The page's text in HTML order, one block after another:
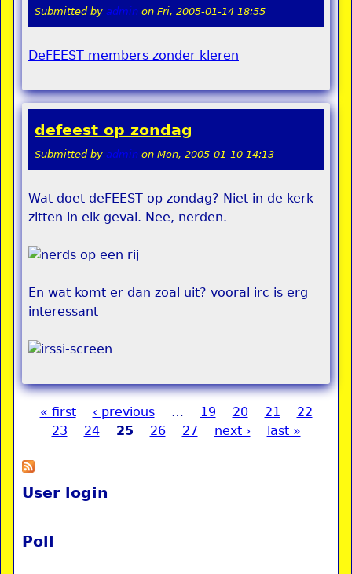
Submitted by admin on Fri, 2005-01-14 18:55
DeFEEST members zonder kleren
defeest op zondag
Submitted by admin on Mon, 2005-01-10 14:13
Wat doet deFEEST op zondag? Niet in de kerk
zitten in elk geval. Nee, nerden.
En wat komt er dan zoal uit? vooral irc is erg
interessant
Pages
« first ‹ previous … 19 20 21
22
23
24 25 26 27 next › last »
User login
Poll